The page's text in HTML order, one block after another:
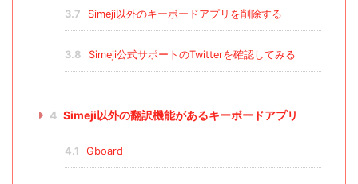
3.7 Simeji以外のキーボードアプリを削除する
3.8 Simeji公式サポートのTwitterを確認してみる
4 Simeji以外の翻訳機能があるキーボードアプリ
4.1 Gboard